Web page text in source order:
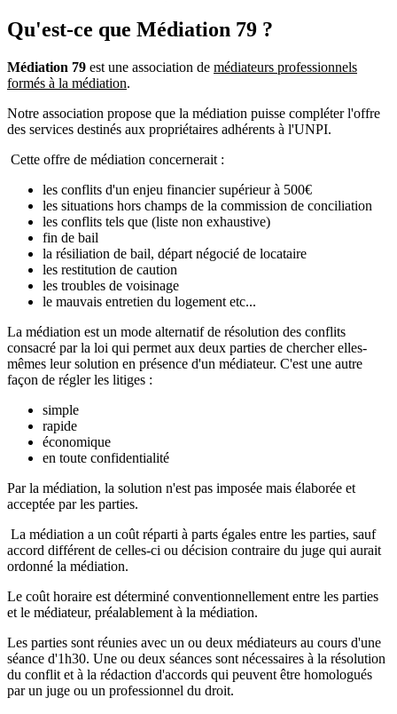
Qu'est-ce que Médiation 79 ?
Médiation 79 est une association de médiateurs professionnels
formés à la médiation.
Notre association propose que la médiation puisse compléter l'offre
des services destinés aux propriétaires adhérents à l'UNPI.
Cette offre de médiation concernerait :
les conflits d'un enjeu financier supérieur à 500€
les situations hors champs de la commission de conciliation
les conflits tels que (liste non exhaustive)
fin de bail
la résiliation de bail, départ négocié de locataire
les restitution de caution
les troubles de voisinage
le mauvais entretien du logement etc...
La médiation est un mode alternatif de résolution des conflits
consacré par la loi qui permet aux deux parties de chercher elles-
mêmes leur solution en présence d'un médiateur. C'est une autre
façon de régler les litiges :
simple
rapide
économique
en toute confidentialité
Par la médiation, la solution n'est pas imposée mais élaborée et
acceptée par les parties.
La médiation a un coût réparti à parts égales entre les parties, sauf
accord différent de celles-ci ou décision contraire du juge qui aurait
ordonné la médiation.
Le coût horaire est déterminé conventionnellement entre les parties
et le médiateur, préalablement à la médiation.
Les parties sont réunies avec un ou deux médiateurs au cours d'une
séance d'1h30. Une ou deux séances sont nécessaires à la résolution
du conflit et à la rédaction d'accords qui peuvent être homologués
par un juge ou un professionnel du droit.